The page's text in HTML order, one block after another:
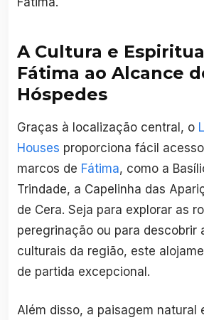
A Cultura e
Fátima ao Alcance
Hóspedes
Graças à localização central, o
Houses proporciona fácil
marcos de Fátima, como a
Trindade, a Capelinha das
de Cera. Seja para explorar as
peregrinação ou para descobrir
culturais da região, este
de partida excepcional.
Além disso, a paisagem natural